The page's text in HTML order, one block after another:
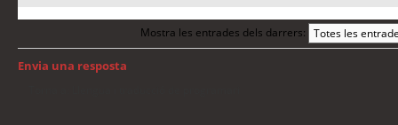
Mostra les entrades dels darrers:
Envia una resposta